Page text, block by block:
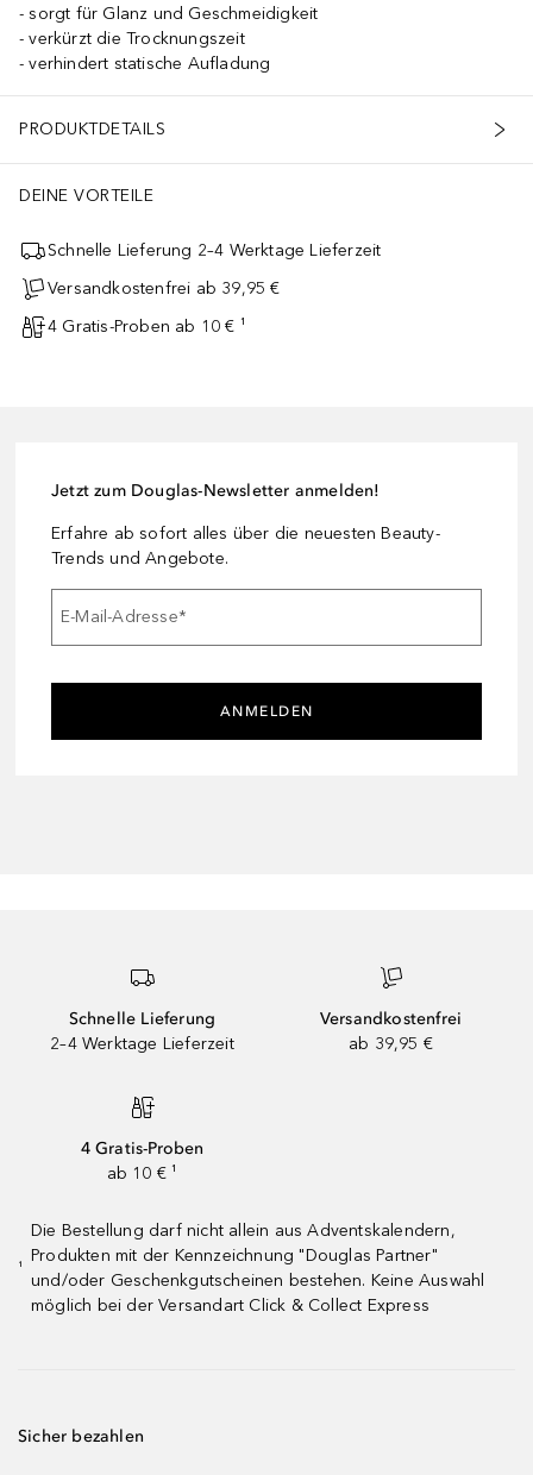
sorgt für Glanz und Geschmeidigkeit
verkürzt die Trocknungszeit
verhindert statische Aufladung
PRODUKTDETAILS
DEINE VORTEILE
Schnelle Lieferung 2–4 Werktage Lieferzeit
Versandkostenfrei ab 39,95 €
4 Gratis-Proben ab 10 € ¹
Jetzt zum Douglas-Newsletter anmelden!
Erfahre ab sofort alles über die neuesten Beauty-
Trends und Angebote.
E-Mail-Adresse*
ANMELDEN
Schnelle Lieferung
2–4 Werktage Lieferzeit
Versandkostenfrei
ab 39,95 €
4 Gratis-Proben
ab 10 € ¹
¹
Die Bestellung darf nicht allein aus Adventskalendern,
Produkten mit der Kennzeichnung "Douglas Partner"
und/oder Geschenkgutscheinen bestehen. Keine Auswahl
möglich bei der Versandart Click & Collect Express
Sicher bezahlen